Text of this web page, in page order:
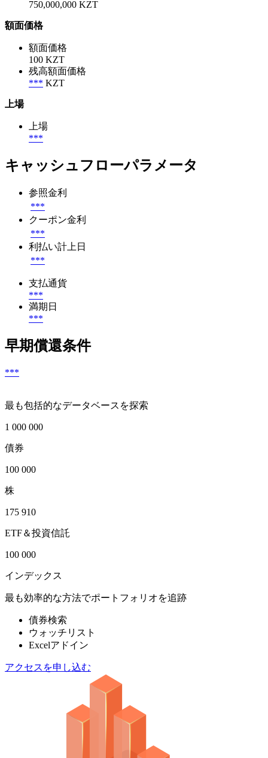
750,000,000 KZT
額面価格
額面価格
100 KZT
残高額面価格
*** KZT
上場
上場
***
キャッシュフローパラメータ
参照金利
***
クーポン金利
***
利払い計上日
***
支払通貨
***
満期日
***
早期償還条件
***
最も包括的なデータベースを探索
1 000 000
債券
100 000
株
175 910
ETF＆投資信託
100 000
インデックス
最も効率的な方法でポートフォリオを追跡
債券検索
ウォッチリスト
Excelアドイン
アクセスを申し込む